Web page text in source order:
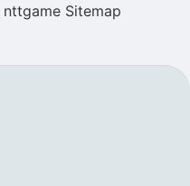
nttgame Sitemap